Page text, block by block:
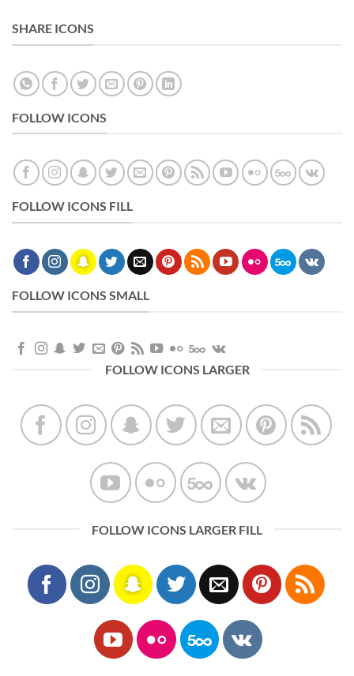
SHARE ICONS
FOLLOW ICONS
FOLLOW ICONS FILL
FOLLOW ICONS SMALL
FOLLOW ICONS LARGER
FOLLOW ICONS LARGER FILL